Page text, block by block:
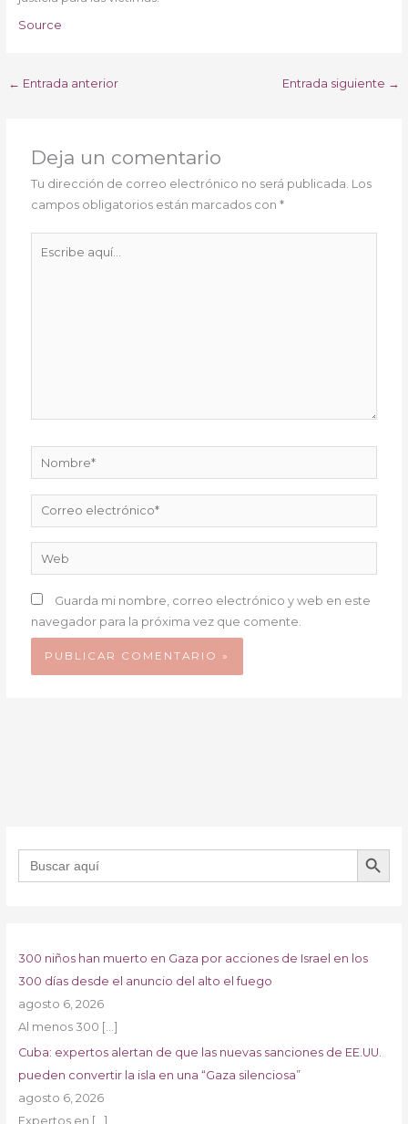
Source
← Entrada anterior Entrada siguiente →
Deja un comentario
Tu dirección de correo electrónico no será publicada. Los
campos obligatorios están marcados con*
Nombre*
Correo
electrónico*
Web
Guarda mi nombre, correo electrónico y web en este
navegador para la próxima vez que comente.
Buscar: BOTÓN DE
300 niños han muerto en Gaza por acciones de Israel en los
300 días desde el anuncio del alto el fuego
agosto 6, 2026
Al menos 300 […]
Cuba: expertos alertan de que las nuevas sanciones de EE.UU.
pueden convertir la isla en una “Gaza silenciosa”
agosto 6, 2026
Expertos en […]